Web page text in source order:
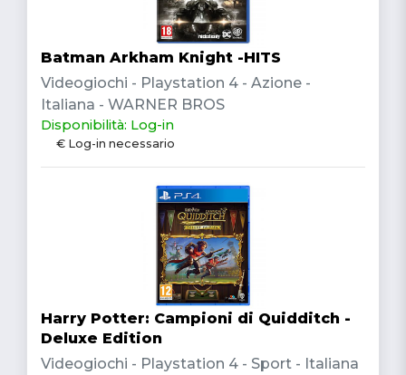
Batman Arkham Knight -HITS
Videogiochi - Playstation 4 - Azione -
Italiana - WARNER BROS
Disponibilità: Log-in
€ Log-in necessario
Harry Potter: Campioni di Quidditch -
Deluxe Edition
Videogiochi - Playstation 4 - Sport - Italiana